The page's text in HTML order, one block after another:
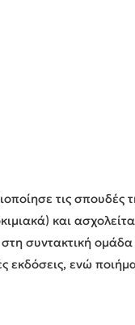
τις σπουδές
και
συντακτική
εκδόσεις, ενώ